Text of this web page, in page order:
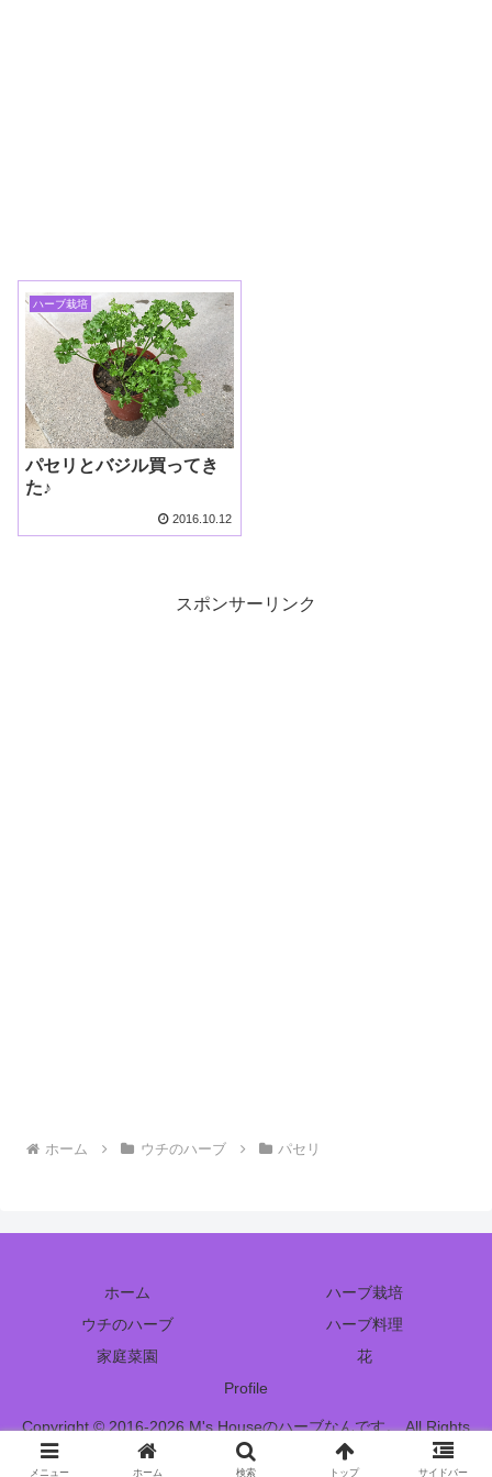
ハーブ栽培
パセリとバジル買ってき
た♪
2016.10.12
スポンサーリンク
ホーム ウチのハーブ パセリ
ホーム
ハーブ栽培
ウチのハーブ
ハーブ料理
家庭菜園
花
Profile
Copyright © 2016-2026 M's Houseのハーブなんです。 All Rights
Reserved.
メニュー ホーム 検索 トップ サイドバー